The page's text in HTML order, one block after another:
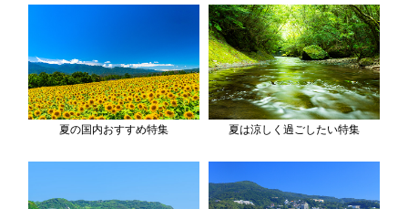
夏の国内おすすめ特集 夏は涼しく過ごしたい特集